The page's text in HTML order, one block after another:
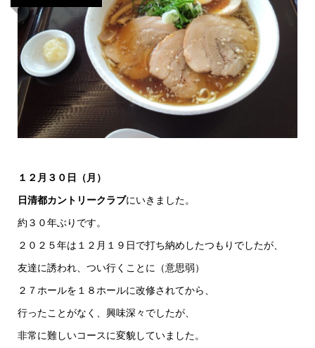
１２月３０日（月）
日清都カントリークラブにいきました。
約３０年ぶりです。
２０２５年は１２月１９日で打ち納めしたつもりでしたが、
友達に誘われ、つい行くことに（意思弱）
２７ホールを１８ホールに改修されてから、
行ったことがなく、興味深々でしたが、
非常に難しいコースに変貌していました。